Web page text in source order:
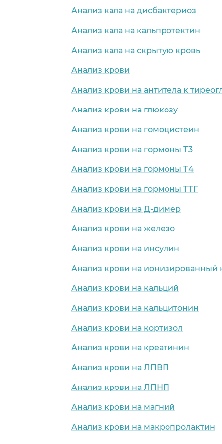
Анализ кала на дисбактериоз
Анализ кала на кальпротектин
Анализ кала на скрытую кровь
Анализ крови
Анализ крови на антитела к
Анализ крови на глюкозу
Анализ крови на гомоцистеин
Анализ крови на гормоны Т3
Анализ крови на гормоны Т4
Анализ крови на гормоны ТТГ
Анализ крови на Д-димер
Анализ крови на железо
Анализ крови на инсулин
Анализ крови на ионизированный
Анализ крови на кальций
Анализ крови на кальцитонин
Анализ крови на кортизол
Анализ крови на креатинин
Анализ крови на ЛПВП
Анализ крови на ЛПНП
Анализ крови на магний
Анализ крови на макропролактин